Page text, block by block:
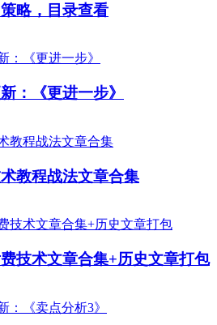
略，目录查看
：《更进一步》
术教程战法文章合集
费技术文章合集+历史文章打包